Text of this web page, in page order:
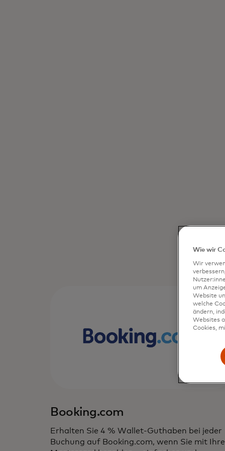
Booking.com
Erhalten Sie 4 % Wallet-Guthaben bei jeder
Buchung auf Booking.com, wenn Sie mit
Wie wir
Wir
um
Website
welche
ändern,
Websites
Cookies,